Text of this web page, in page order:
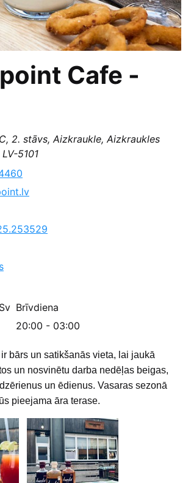
Cafe -
2. stāvs, Aizkraukle, Aizkraukles
5101
Brīvdiena
20:00 - 03:00
bārs un satikšanās vieta, lai jaukā
un nosvinētu darba nedēļas beigas,
un ēdienus. Vasaras sezonā
pieejama āra terase.